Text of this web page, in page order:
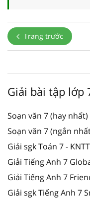
Trang trước
Giải bài tập lớp
Soạn văn 7 (hay nhất)
Soạn văn 7 (ngắn
Giải sgk Toán 7 - KNTT
Giải Tiếng Anh 7
Giải Tiếng Anh 7
Giải sgk Tiếng Anh 7